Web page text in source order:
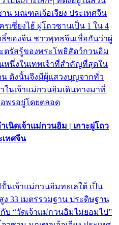
น มณฑลเจ้อเจียง ประเทศจีน
เซี่ยงไฮ้ ผู่โถวซานเป็น 1 ใน 4
ของจีน ชาวพุทธจีนเชื่อกันว่าผู่
ตรัสรู้ของพระโพธิสัตว์กวนอิม
หนึ่งในเทพเจ้าที่สำคัญที่สุดใน
ดังนั้นจึงมีผู้แสวงบุญจากทั่ว
ในเจ้าแม่กวนอิมเดินทางมาที่
พรอยู่โดยตลอด
นิดเจ้าแม่กวนอิม | เกาะผู่โถว
เทศจีน
เจ้าแม่กวนอิมทะเลใต้ เป็น
33 เมตรรวมฐาน ประดิษฐาน
บ “วัดเจ้าแม่กวนอิมไม่ยอมไป”